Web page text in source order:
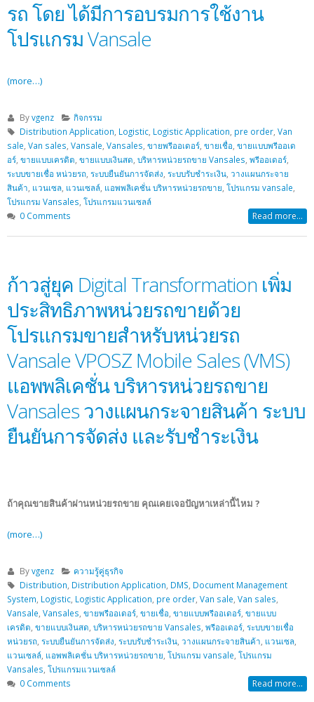
รถ โดย ได้มีการอบรมการใช้งาน
โปรแกรม Vansale
(more…)
Byvgenz
กิจกรรม
Distribution Application, Logistic, Logistic Application, pre order, Van
sale, Van sales, Vansale, Vansales, ขายพรีออเดอร์, ขายเชื่อ, ขายแบบพรีออเด
อร์, ขายแบบเครดิต, ขายแบบเงินสด, บริหารหน่วยรถขาย Vansales, พรีออเดอร์,
ระบบขายเชื่อ หน่วยรถ, ระบบยืนยันการจัดส่ง, ระบบรับชำระเงิน, วางแผนกระจาย
สินค้า, แวนเซล, แวนเซลล์, แอพพลิเคชั่น บริหารหน่วยรถขาย, โปรแกรม vansale,
โปรแกรม Vansales, โปรแกรมแวนเซลล์
0 Comments
Read more...
ก้าวสู่ยุค Digital Transformation เพิ่ม
ประสิทธิภาพหน่วยรถขายด้วย
โปรแกรมขายสำหรับหน่วยรถ
Vansale VPOSZ Mobile Sales (VMS)
แอพพลิเคชั่น บริหารหน่วยรถขาย
Vansales วางแผนกระจายสินค้า ระบบ
ยืนยันการจัดส่ง และรับชำระเงิน
ถ้าคุณขายสินค้าผ่านหน่วยรถขาย คุณเคยเจอปัญหาเหล่านี้ไหม ?
(more…)
Byvgenz
ความรู้คู่ธุรกิจ
Distribution, Distribution Application, DMS, Document Management
System, Logistic, Logistic Application, pre order, Van sale, Van sales,
Vansale, Vansales, ขายพรีออเดอร์, ขายเชื่อ, ขายแบบพรีออเดอร์, ขายแบบ
เครดิต, ขายแบบเงินสด, บริหารหน่วยรถขาย Vansales, พรีออเดอร์, ระบบขายเชื่อ
หน่วยรถ, ระบบยืนยันการจัดส่ง, ระบบรับชำระเงิน, วางแผนกระจายสินค้า, แวนเซล,
แวนเซลล์, แอพพลิเคชั่น บริหารหน่วยรถขาย, โปรแกรม vansale, โปรแกรม
Vansales, โปรแกรมแวนเซลล์
0 Comments
Read more...